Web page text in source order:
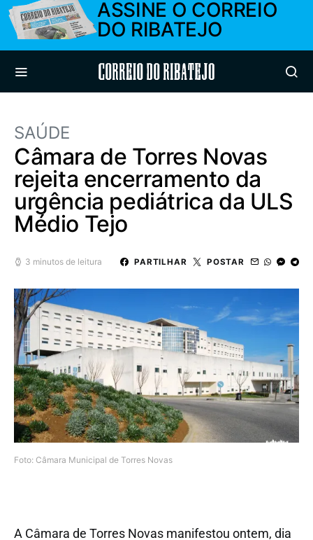
ASSINE O CORREIO
DO RIBATEJO
Correio do Ribatejo
SAÚDE
Câmara de Torres Novas
rejeita encerramento da
urgência pediátrica da ULS
Médio Tejo
3 minutos de leitura PARTILHAR POSTAR
Foto: Câmara Municipal de Torres Novas
A Câmara de Torres Novas manifestou ontem, dia